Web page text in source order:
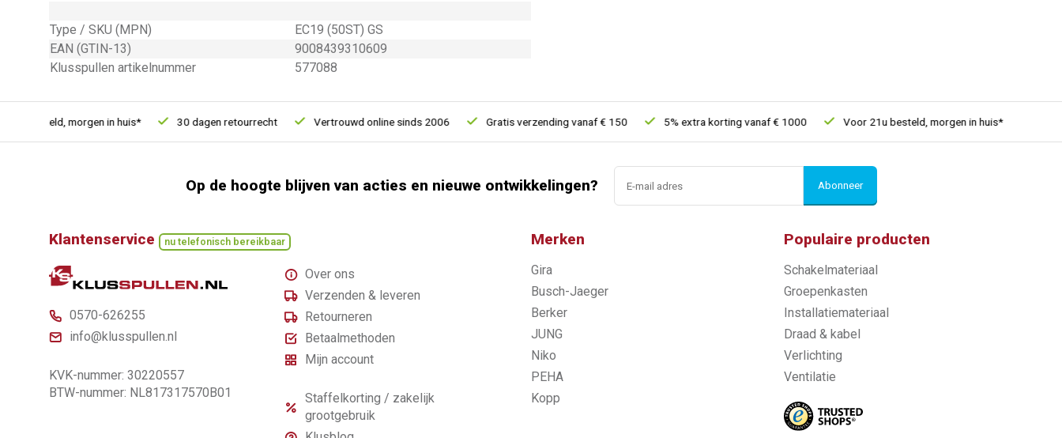
Type / SKU (MPN)
EC19 (50ST) GS
EAN (GTIN-13)
9008439310609
Klusspullen artikelnummer
577088
besteld, morgen in huis* 30 dagen retourrecht Vertrouwd online sinds 2006 Gratis verzending vanaf € 150 5% extra korting vanaf € 1000 Voor 21u besteld, morgen in huis*
Op de hoogte blijven van acties en nieuwe ontwikkelingen? Abonneer
Klantenservice nu telefonisch bereikbaar
0570-626255
info@klusspullen.nl
KVK-nummer: 30220557
BTW-nummer: NL817317570B01
Over ons
Verzenden & leveren
Retourneren
Betaalmethoden
Mijn account
Staffelkorting / zakelijk
grootgebruik
Merken
Gira
Busch-Jaeger
Berker
JUNG
Niko
PEHA
Kopp
Populaire producten
Schakelmateriaal
Groepenkasten
Installatiemateriaal
Draad & kabel
Verlichting
Ventilatie